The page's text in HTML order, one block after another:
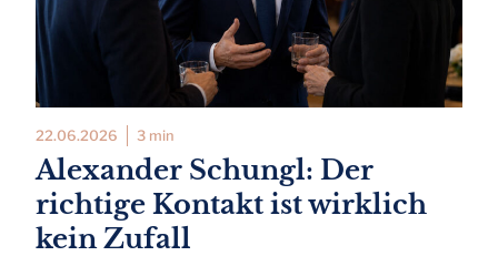
22.06.2026 3 min
Alexander Schungl: Der
richtige Kontakt ist wirklich
kein Zufall